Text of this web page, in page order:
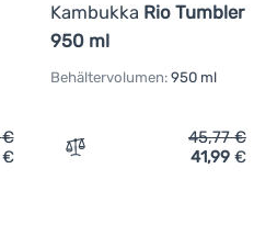
Stanley Tumbler Flip
€
€
Kambukka Rio Tumbler
950 ml
Behältervolumen: 950 ml
Zum Vergleich
45,77€
41,99 €